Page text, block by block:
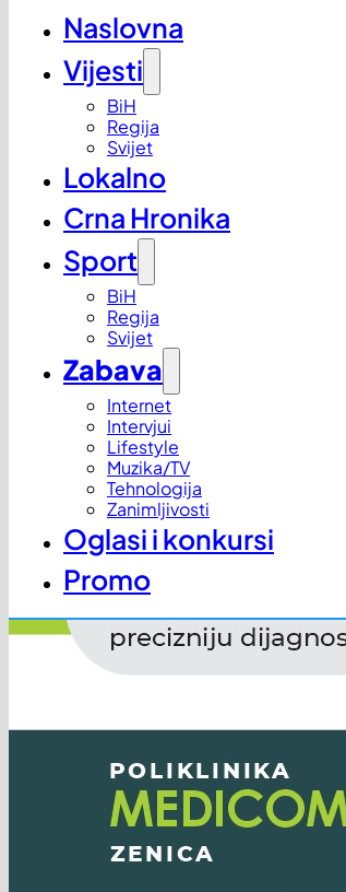
Naslovna
Vijesti
BiH
Regija
Svijet
Lokalno
Crna Hronika
Sport
BiH
Regija
Svijet
Zabava
Internet
Intervjui
Lifestyle
Muzika/TV
Tehnologija
Zanimljivosti
Oglasi i konkursi
Promo